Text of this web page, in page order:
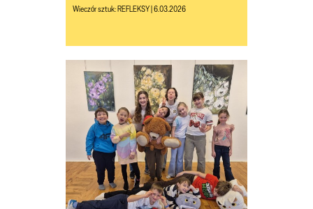
Wieczór sztuk: REFLEKSY | 6.03.2026